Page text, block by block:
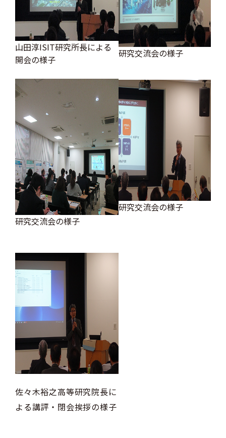
山田淳ISIT研究所長による
開会の様子
研究交流会の様子
研究交流会の様子
研究交流会の様子
佐々木裕之高等研究院長に
よる講評・閉会挨拶の様子